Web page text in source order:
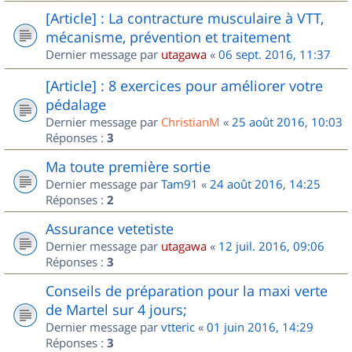
[Article] : La contracture musculaire à VTT,
mécanisme, prévention et traitement
Dernier message par utagawa « 06 sept. 2016, 11:37
[Article] : 8 exercices pour améliorer votre
pédalage
Dernier message par ChristianM « 25 août 2016, 10:03
Réponses : 3
Ma toute première sortie
Dernier message par Tam91 « 24 août 2016, 14:25
Réponses : 2
Assurance vetetiste
Dernier message par utagawa « 12 juil. 2016, 09:06
Réponses : 3
Conseils de préparation pour la maxi verte
de Martel sur 4 jours;
Dernier message par vtteric « 01 juin 2016, 14:29
Réponses : 3